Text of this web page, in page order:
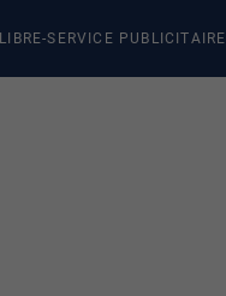
LIBRE-SERVICE PUBLICITAIRE